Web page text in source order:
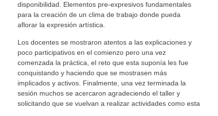
disponibilidad. Elementos pre-expresivos fundamentales
para la creación de un clima de trabajo donde pueda
aflorar la expresión artística.
Los docentes se mostraron atentos a las explicaciones y
poco participativos en el comienzo pero una vez
comenzada la práctica, el reto que esta suponía les fue
conquistando y haciendo que se mostrasen más
implicados y activos. Finalmente, una vez terminada la
sesión muchos se acercaron agradeciendo el taller y
solicitando que se vuelvan a realizar actividades como esta